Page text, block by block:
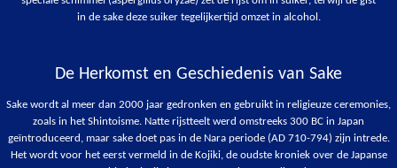
in de sake deze suiker tegelijkertijd omzet in alcohol.
De Herkomst en Geschiedenis van Sake
Sake wordt al meer dan 2000 jaar gedronken en gebruikt in religieuze ceremonies,
zoals in het Shintoisme. Natte rijstteelt werd omstreeks 300 BC in Japan
geïntroduceerd, maar sake doet pas in de Nara periode (AD 710-794) zijn intrede.
Het wordt voor het eerst vermeld in de Kojiki, de oudste kroniek over de Japanse